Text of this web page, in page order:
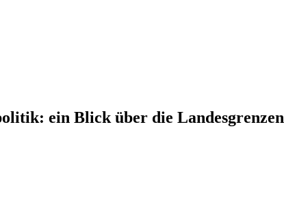
ein Blick über die Landesgrenzen